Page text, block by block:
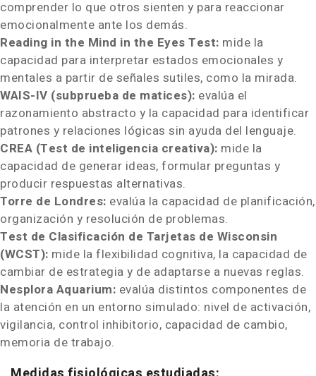
comprender lo que otros sienten y para reaccionar
emocionalmente ante los demás.
Reading in the Mind in the Eyes Test: mide la
capacidad para interpretar estados emocionales y
mentales a partir de señales sutiles, como la mirada.
WAIS-IV (subprueba de matices): evalúa el
razonamiento abstracto y la capacidad para identificar
patrones y relaciones lógicas sin ayuda del lenguaje.
CREA (Test de inteligencia creativa): mide la
capacidad de generar ideas, formular preguntas y
producir respuestas alternativas.
Torre de Londres: evalúa la capacidad de planificación,
organización y resolución de problemas.
Test de Clasificación de Tarjetas de Wisconsin
(WCST): mide la flexibilidad cognitiva, la capacidad de
cambiar de estrategia y de adaptarse a nuevas reglas.
Nesplora Aquarium: evalúa distintos componentes de
la atención en un entorno simulado: nivel de activación,
vigilancia, control inhibitorio, capacidad de cambio,
memoria de trabajo.